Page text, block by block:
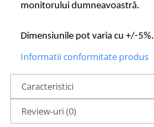
monitorului dumneavoastră.
Dimensiunile pot varia cu +/-5%.
Informatii conformitate produs
Caracteristici
Review-uri(0)